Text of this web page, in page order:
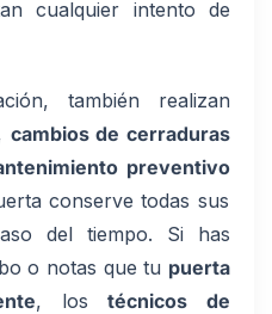
cualquier intento de
también realizan
cambios de cerraduras
preventivo
conserve todas sus
del tiempo. Si has
o notas que tu puerta
, lostécnicos de